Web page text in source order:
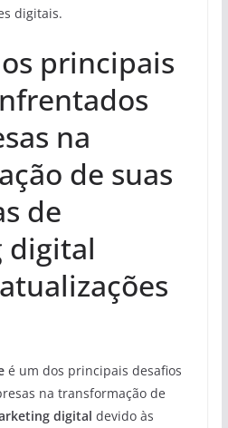
digitais.
principais
na
de suas
de
digital
é um dos principais desafios
na transformação de
digital devido às